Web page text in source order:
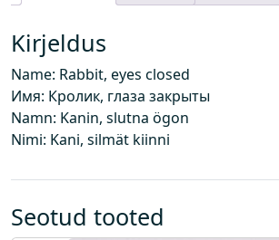
a
d
k
i
n
n
i
o
g
u
Kirjeldus
Name: Rabbit, eyes closed
Имя: Кролик, глаза закрыты
Namn: Kanin, slutna ögon
Nimi: Kani, silmät kiinni
Seotud tooted